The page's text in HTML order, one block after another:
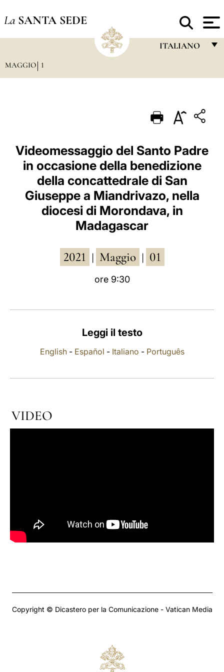
La SANTA SEDE
ITALIANO
PORTUGUÊS
ESPAÑOL
DEUTSCH
POLSKI
العربيّة
MAGGIO 1
Videomessaggio del Santo Padre
in occasione della benedizione
della concattedrale di San
Giuseppe a Miandrivazo, nella
diocesi di Morondava, in
Madagascar
2021 Maggio 01
ore 9:30
Leggi il testo
English- Español - Italiano - Português
VIDEO
Copyright © Dicastero per la Comunicazione - Vatican Media